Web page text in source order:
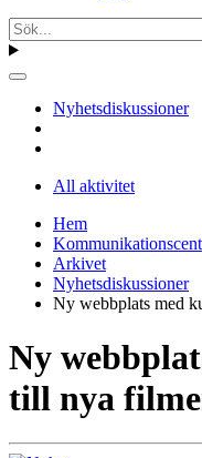
Nyhetsdiskussioner
All aktivitet
Hem
Arkivet
Nyhetsdiskussioner
Ny webbplats med
Ny
till nya